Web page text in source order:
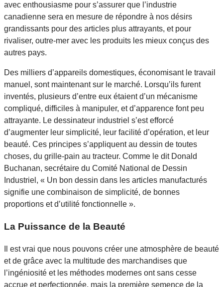
avec enthousiasme pour s’assurer que l’industrie
canadienne sera en mesure de répondre à nos désirs
grandissants pour des articles plus attrayants, et pour
rivaliser, outre-mer avec les produits les mieux conçus des
autres pays.
Des milliers d’appareils domestiques, économisant le travail
manuel, sont maintenant sur le marché. Lorsqu’ils furent
inventés, plusieurs d’entre eux étaient d’un mécanisme
compliqué, difficiles à manipuler, et d’apparence font peu
attrayante. Le dessinateur industriel s’est efforcé
d’augmenter leur simplicité, leur facilité d’opération, et leur
beauté. Ces principes s’appliquent au dessin de toutes
choses, du grille-pain au tracteur. Comme le dit Donald
Buchanan, secrétaire du Comité National de Dessin
Industriel, « Un bon dessin dans les articles manufacturés
signifie une combinaison de simplicité, de bonnes
proportions et d’utilité fonctionnelle ».
La Puissance de la Beauté
Il est vrai que nous pouvons créer une atmosphère de beauté
et de grâce avec la multitude des marchandises que
l’ingéniosité et les méthodes modernes ont sans cesse
accrue et perfectionnée, mais la première semence de la